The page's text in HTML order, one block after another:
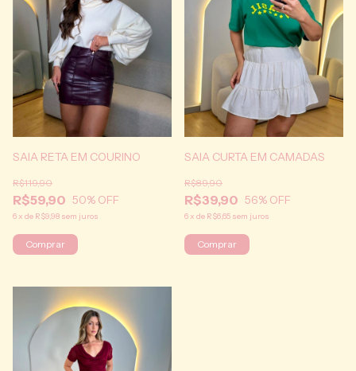
SAIA RETA EM COURINO
R$59,90
R$119,90
50% OFF
6 x de R$9,98 sem juros
Comprar
SAIA CURTA EM CAMADAS
R$39,90
R$89,90
56% OFF
6 x de R$6,65 sem juros
Comprar